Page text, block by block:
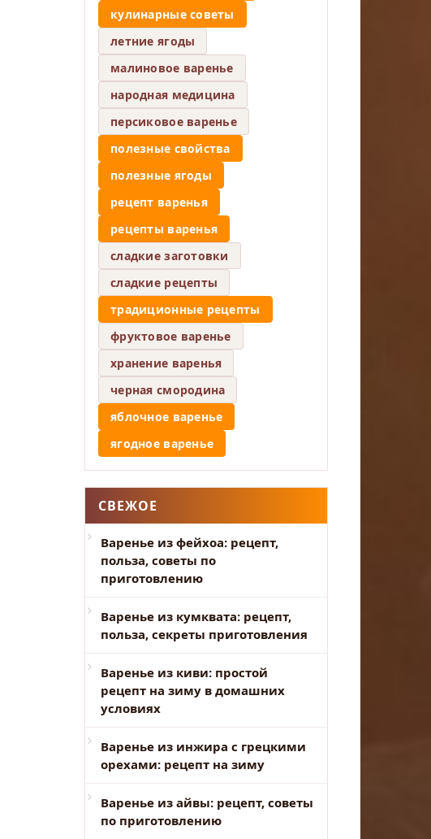
кулинарные советы
летние ягоды
малиновое варенье
народная медицина
персиковое варенье
полезные свойства
полезные ягоды
рецепт варенья
рецепты варенья
сладкие заготовки
сладкие рецепты
традиционные рецепты
фруктовое варенье
хранение варенья
черная смородина
яблочное варенье
ягодное варенье
СВЕЖОЕ
Варенье из фейхоа: рецепт,
польза, советы по
приготовлению
Варенье из кумквата: рецепт,
польза, секреты приготовления
Варенье из киви: простой
рецепт на зиму в домашних
условиях
Варенье из инжира с грецкими
орехами: рецепт на зиму
Варенье из айвы: рецепт, советы
по приготовлению